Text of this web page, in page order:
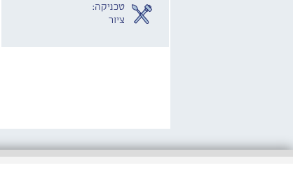
טכניקה:
ציור